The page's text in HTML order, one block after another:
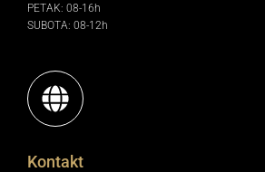
PETAK: 08-16h
SUBOTA: 08-12h
Kontakt